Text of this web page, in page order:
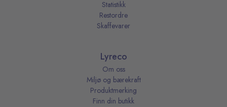
Statistikk
Restordre
Skaffevarer
Lyreco
Om oss
Miljø og bærekraft
Produktmerking
Finn din butikk